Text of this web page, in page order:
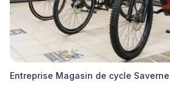
Entreprise Magasin de cycle Saverne